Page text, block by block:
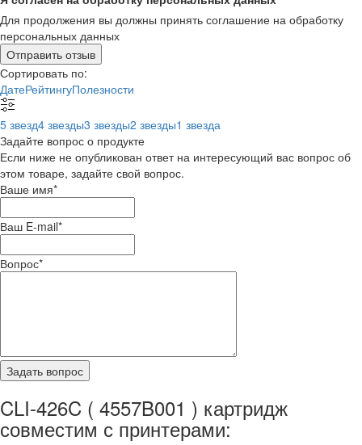
Для продолжения вы должны принять соглашение на обработку
персональных данных
Отправить отзыв
Сортировать по:
ДатеРейтингуПолезности
5 звезд4 звезды3 звезды2 звезды1 звезда
Задайте вопрос о продукте
Если ниже не опубликован ответ на интересующий вас вопрос об
этом товаре, задайте свой вопрос.
Ваше имя*
Ваш E-mail*
Вопрос*
CLI-426C ( 4557B001 ) картридж
совместим с принтерами: